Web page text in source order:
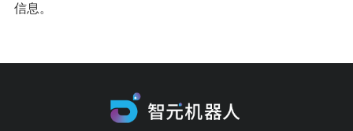
信息。